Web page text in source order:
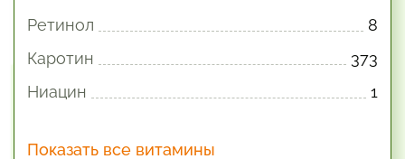
Ретинол
8
Каротин
373
Ниацин
1
Показать все витамины